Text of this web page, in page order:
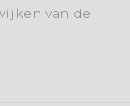
van de